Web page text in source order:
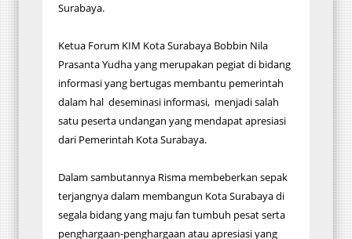
Surabaya.
Ketua Forum KIM Kota Surabaya Bobbin Nila
Prasanta Yudha yang merupakan pegiat di bidang
informasi yang bertugas membantu pemerintah
dalam hal deseminasi informasi, menjadi salah
satu peserta undangan yang mendapat apresiasi
dari Pemerintah Kota Surabaya.
Dalam sambutannya Risma membeberkan sepak
terjangnya dalam membangun Kota Surabaya di
segala bidang yang maju fan tumbuh pesat serta
penghargaan-penghargaan atau apresiasi yang